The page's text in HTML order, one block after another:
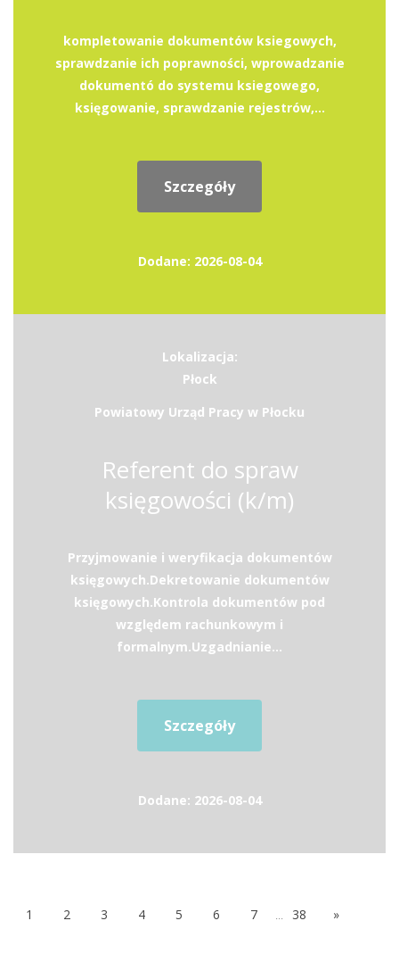
kompletowanie dokumentów ksiegowych,
sprawdzanie ich poprawności, wprowadzanie
dokumentó do systemu ksiegowego,
księgowanie, sprawdzanie rejestrów,...
Szczegóły
Dodane: 2026-08-04
Lokalizacja:
Płock
Powiatowy Urząd Pracy w Płocku
Referent do spraw
księgowości (k/m)
Przyjmowanie i weryfikacja dokumentów
księgowych.Dekretowanie dokumentów
księgowych.Kontrola dokumentów pod
względem rachunkowym i
formalnym.Uzgadnianie...
Szczegóły
Dodane: 2026-08-04
1 2 3 4 5 6 7 ... 38 »